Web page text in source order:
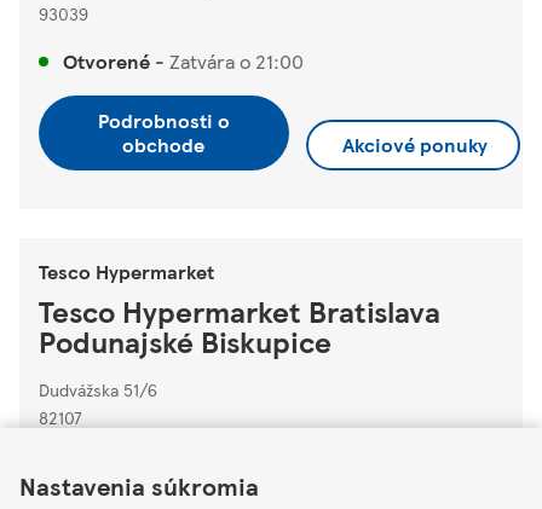
Nastavenia súkromia
93039
Otvorené - Zatvára o 21:00
Podrobnosti o
obchode
Akciové ponuky
Tesco Hypermarket
Tesco Hypermarket Bratislava
Podunajské Biskupice
Dudvážska 51/6
82107